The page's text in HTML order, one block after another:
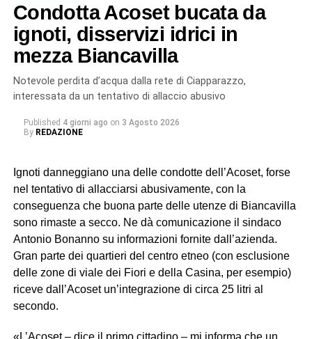
Condotta Acoset bucata da
ignoti, disservizi idrici in
mezza Biancavilla
Notevole perdita d’acqua dalla rete di Ciapparazzo,
interessata da un tentativo di allaccio abusivo
Published 4 giorni ago on 3 Agosto 2026
By REDAZIONE
Ignoti danneggiano una delle condotte dell’Acoset, forse
nel tentativo di allacciarsi abusivamente, con la
conseguenza che buona parte delle utenze di Biancavilla
sono rimaste a secco. Ne dà comunicazione il sindaco
Antonio Bonanno su informazioni fornite dall’azienda.
Gran parte dei quartieri del centro etneo (con esclusione
delle zone di viale dei Fiori e della Casina, per esempio)
riceve dall’Acoset un’integrazione di circa 25 litri al
secondo.
«L’Acoset – dice il primo cittadino – mi informa che un